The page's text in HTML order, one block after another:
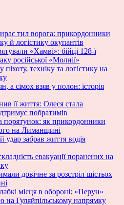
тил ворога: прикордонники
й логістику окупантів
«Хамві»: бійці 128-ї
російської «Молнії»
техніку та логістику на
а сімох взяв у полон: історія
її життя: Олеся стала
побратимів
як прикордонники
на Лиманщині
удар забрав життя водія
евакуації поранених на
довічне за розстріл шістьох
місця в обороні: «Перун»
на Гуляйпільському напрямку